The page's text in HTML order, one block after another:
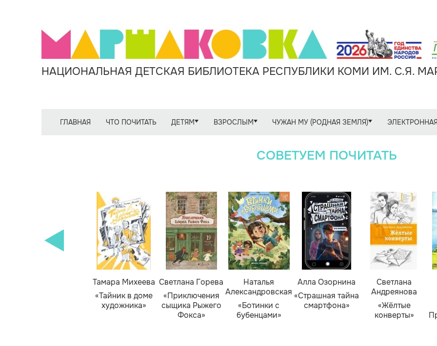
НАЦИОНАЛЬНАЯ ДЕТСКАЯ БИБЛИОТЕКА РЕСПУБЛИКИ КОМИ ИМ. С.Я.
ГЛАВНАЯ ЧТО ПОЧИТАТЬ ДЕТЯМ ВЗРОСЛЫМ ЧУЖАН МУ (РОДНАЯ ЗЕМЛЯ)
СОВЕТУЕМ ПОЧИТАТЬ
Тамара Михеева
«Тайник в доме
художника»
Светлана Горева
«Приключения
сыщика Рыжего
Фокса»
Наталья
Александровская
«Ботинки с
бубенцами»
Алла Озорнина
«Страшная тайна
смартфона»
Светлана
Андреянова
«Жёлтые
конверты»